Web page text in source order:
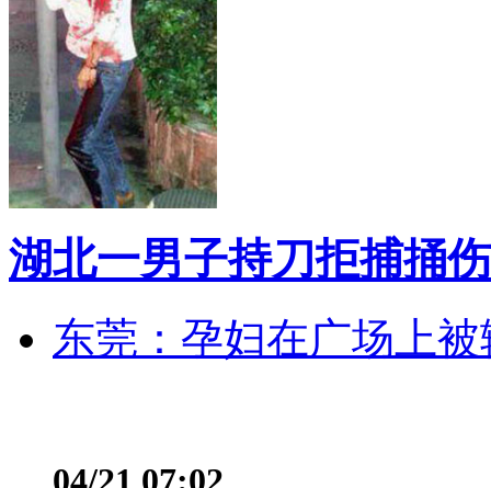
湖北一男子持刀拒捕捅
东莞：孕妇在广场上
04/21 07:02